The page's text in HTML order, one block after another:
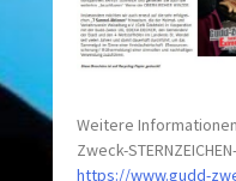
Weitere
Zweck-
https://www.gudd-